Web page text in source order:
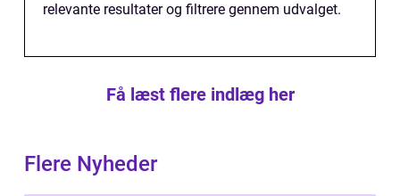
relevante resultater og filtrere gennem udvalget.
Få læst flere indlæg her
Flere Nyheder